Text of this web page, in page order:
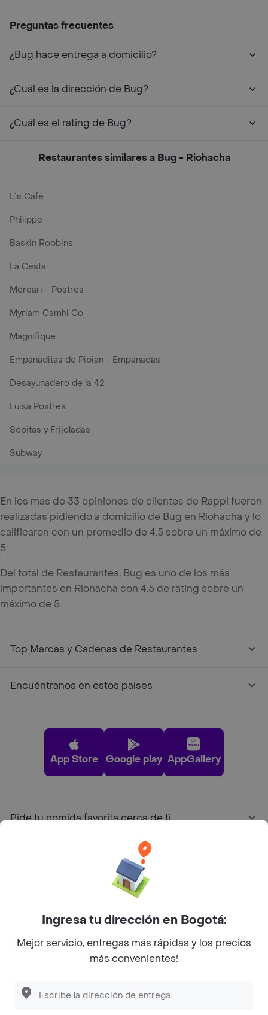
Preguntas frecuentes
¿Bug hace entrega a domicilio?
¿Cuál es la dirección de Bug?
¿Cuál es el rating de Bug?
Restaurantes similares a Bug - Riohacha
L´s Café
Philippe
Baskin Robbins
La Cesta
Mercari - Postres
Myriam Camhi Co
Magnifique
Empanaditas de Pipian - Empanadas
Desayunadero de la 42
Luisa Postres
Sopitas y Frijoladas
Subway
En los mas de 33 opiniones de clientes de Rappi fueron
realizadas pidiendo a domicilio de Bug en Riohacha y lo
calificaron con un promedio de 4.5 sobre un máximo de
5.
Del total de Restaurantes, Bug es uno de los más
importantes en Riohacha con 4.5 de rating sobre un
máximo de 5.
Top Marcas y Cadenas de Restaurantes
Encuéntranos en estos países
App Store Google play AppGallery
Pide tu comida favorita cerca de ti
Sobre Rappi
Facebook
Twitter
Instagram
©2026Rappi Inc. All rights reserved.
Ingresa tu dirección en Bogotá:
Mejor servicio, entregas más rápidas y los precios
más convenientes!